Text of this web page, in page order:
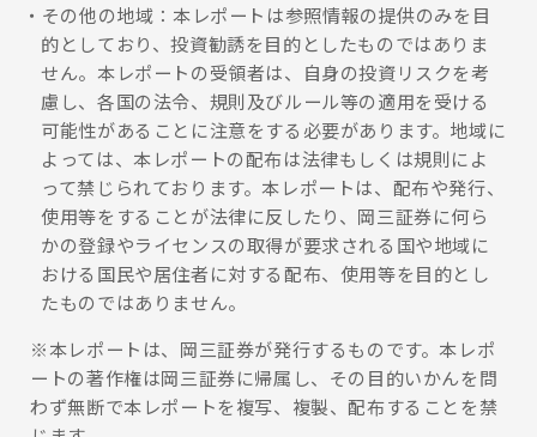
その他の地域：本レポートは参照情報の提供のみを目
的としており、投資勧誘を目的としたものではありま
せん。本レポートの受領者は、自身の投資リスクを考
慮し、各国の法令、規則及びルール等の適用を受ける
可能性があることに注意をする必要があります。地域に
よっては、本レポートの配布は法律もしくは規則によ
って禁じられております。本レポートは、配布や発行、
使用等をすることが法律に反したり、岡三証券に何ら
かの登録やライセンスの取得が要求される国や地域に
おける国民や居住者に対する配布、使用等を目的とし
たものではありません。
※本レポートは、岡三証券が発行するものです。本レポ
ートの著作権は岡三証券に帰属し、その目的いかんを問
わず無断で本レポートを複写、複製、配布することを禁